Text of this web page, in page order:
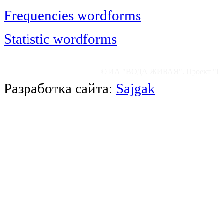
Frequencies wordforms
Statistic wordforms
Разработка сайта: Sajgak